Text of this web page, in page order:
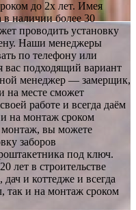
до 2х лет. Имея
в наличии более 30
проводить установку
Наши менеджеры
по телефону или
вас подходящий вариант
менеджер — замерщик,
на месте сможет
работе и всегда даём
на монтаж сроком
монтаж, вы можете
заборов
под ключ.
в строительстве
и коттедже и всегда
так и на монтаж сроком